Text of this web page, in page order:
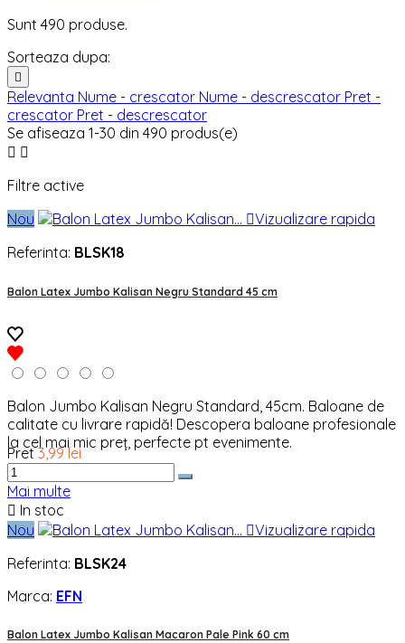
Sunt 490 produse.
Sorteaza dupa:

Relevanta Nume - crescator Nume - descrescator Pret -
crescator Pret - descrescator
Se afiseaza 1-30 din 490 produs(e)
 
Filtre active
Nou
Vizualizare rapida
Referinta: BLSK18
Balon Latex Jumbo Kalisan Negru Standard 45 cm
Balon Jumbo Kalisan Negru Standard, 45cm. Baloane de
calitate cu livrare rapidă! Descopera baloane profesionale
la cel mai mic preț, perfecte pt evenimente.
Pret 3,99 lei
Mai multe
 In stoc
Nou
Vizualizare rapida
Referinta: BLSK24
Marca: EFN
Balon Latex Jumbo Kalisan Macaron Pale Pink 60 cm